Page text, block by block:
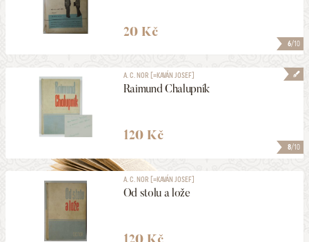
6/10
20 Kč
8/10
A. C. NOR [=KAVÁN JOSEF]
Raimund Chalupník
120 Kč
A. C. NOR [=KAVÁN JOSEF]
Od stolu a lože